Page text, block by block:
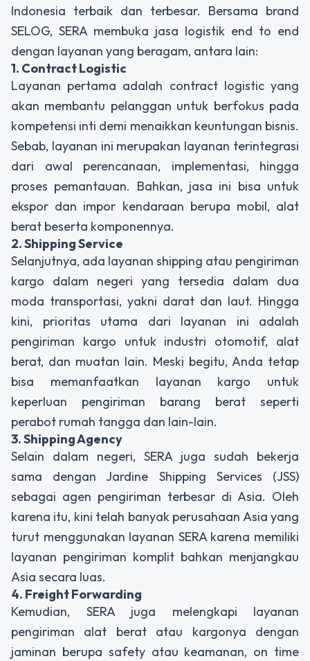
Indonesia terbaik dan terbesar. Bersama brand
SELOG, SERA membuka jasa logistik end to end
dengan layanan yang beragam, antara lain:
1. Contract Logistic
Layanan pertama adalah contract logisticyang
akan membantu pelanggan untuk berfokus pada
kompetensi inti demi menaikkan keuntungan bisnis.
Sebab, layanan ini merupakan layanan terintegrasi
dari awal perencanaan, implementasi, hingga
proses pemantauan. Bahkan, jasa ini bisa untuk
ekspor dan impor kendaraan berupa mobil, alat
berat beserta komponennya.
2. Shipping Service
Selanjutnya, ada layanan shipping atau pengiriman
kargo dalam negeri yang tersedia dalam dua
moda transportasi, yakni darat dan laut. Hingga
kini, prioritas utama dari layanan ini adalah
pengiriman kargo untuk industri otomotif, alat
berat, dan muatan lain. Meski begitu, Anda tetap
bisa memanfaatkan layanan kargo untuk
keperluan pengiriman barang berat seperti
perabot rumah tangga dan lain-lain.
3. Shipping Agency
Selain dalam negeri, SERA juga sudah bekerja
sama dengan Jardine Shipping Services (JSS)
sebagai agen pengiriman terbesar di Asia. Oleh
karena itu, kini telah banyak perusahaan Asia yang
turut menggunakan layanan SERA karena memiliki
layanan pengiriman komplit bahkan menjangkau
Asia secara luas.
4. Freight Forwarding
Kemudian, SERA juga melengkapi layanan
pengiriman alat berat atau kargonya dengan
jaminan berupa safetyatau keamanan, on time